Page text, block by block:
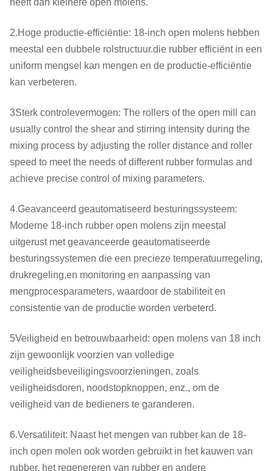
heeft dan kleinere open molens.
2.Hoge productie-efficiëntie: 18-inch open molens hebben
meestal een dubbele rolstructuur.die rubber efficiënt in een
uniform mengsel kan mengen en de productie-efficiëntie
kan verbeteren.
3Sterk controlevermogen: The rollers of the open mill can
usually control the shear and stirring intensity during the
mixing process by adjusting the roller distance and roller
speed to meet the needs of different rubber formulas and
achieve precise control of mixing parameters.
4.Geavanceerd geautomatiseerd besturingssysteem:
Moderne 18-inch rubber open molens zijn meestal
uitgerust met geavanceerde geautomatiseerde
besturingssystemen die een precieze temperatuurregeling,
drukregeling,en monitoring en aanpassing van
mengprocesparameters, waardoor de stabiliteit en
consistentie van de productie worden verbeterd.
5Veiligheid en betrouwbaarheid: open molens van 18 inch
zijn gewoonlijk voorzien van volledige
veiligheidsbeveiligingsvoorzieningen, zoals
veiligheidsdoren, noodstopknoppen, enz., om de
veiligheid van de bedieners te garanderen.
6.Versatiliteit: Naast het mengen van rubber kan de 18-
inch open molen ook worden gebruikt in het kauwen van
rubber, het regenereren van rubber en andere